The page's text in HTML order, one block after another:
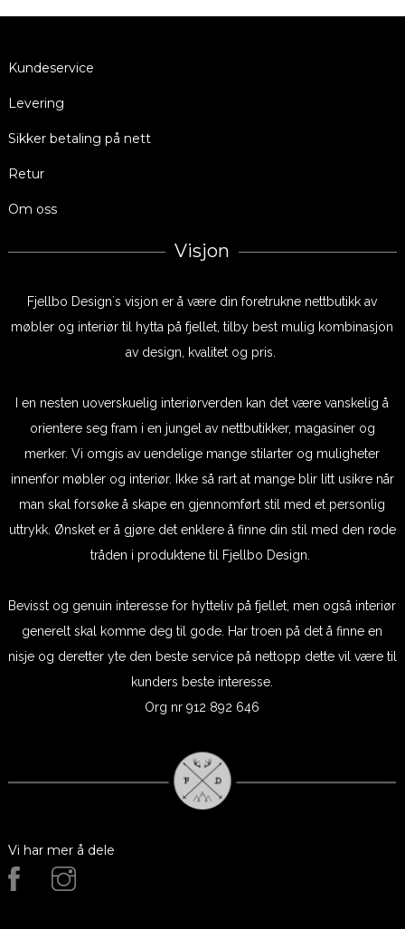
Kundeservice
Levering
Sikker betaling på nett
Retur
Om oss
Visjon
Fjellbo Design`s visjon er å være din foretrukne nettbutikk av
møbler og interiør til hytta på fjellet, tilby best mulig kombinasjon
av design, kvalitet og pris.
I en nesten uoverskuelig interiørverden kan det være vanskelig å
orientere seg fram i en jungel av nettbutikker, magasiner og
merker. Vi omgis av uendelige mange stilarter og muligheter
innenfor møbler og interiør. Ikke så rart at mange blir litt usikre når
man skal forsøke å skape en gjennomført stil med et personlig
uttrykk. Ønsket er å gjøre det enklere å finne din stil med den røde
tråden i produktene til Fjellbo Design.
Bevisst og genuin interesse for hytteliv på fjellet, men også interiør
generelt skal komme deg til gode. Har troen på det å finne en
nisje og deretter yte den beste service på nettopp dette vil være til
kunders beste interesse.
Org nr 912 892 646
Vi har mer å dele